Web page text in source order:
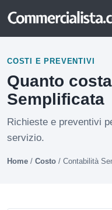
COSTI E PREVENTIVI
Quanto
Semplificata
Richieste e preventivi
servizio.
Home / Costo / Contabilità